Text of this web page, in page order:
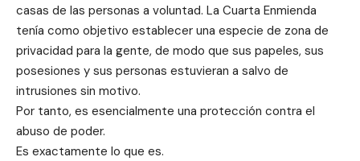
casas de las personas a voluntad. La Cuarta Enmienda
tenía como objetivo establecer una especie de zona de
privacidad para la gente, de modo que sus papeles, sus
posesiones y sus personas estuvieran a salvo de
intrusiones sin motivo.
Por tanto, es esencialmente una protección contra el
abuso de poder.
Es exactamente lo que es.